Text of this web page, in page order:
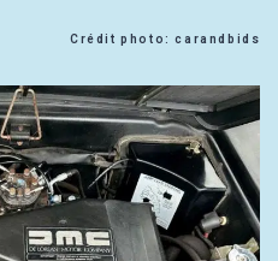
Crédit photo: carandbids